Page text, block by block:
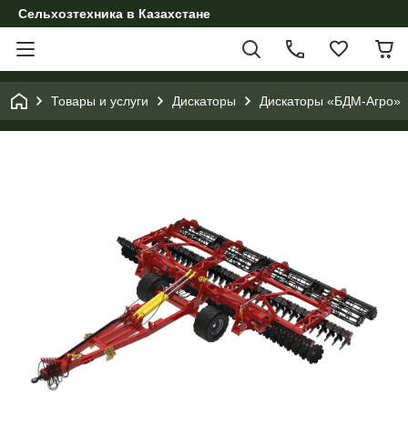
Сельхозтехника в Казахстане
Товары и услуги Дискаторы Дискаторы «БДМ-Агро»